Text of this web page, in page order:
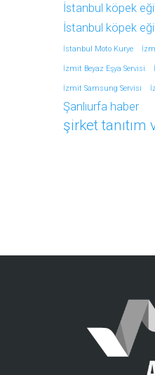
İstanbul köpek
İstanbul köpek
İstanbul Moto Kurye
İzmit Beyaz Eşya Servisi
İzmit Samsung Servisi
Şanlıurfa haber
şirket tanıtım